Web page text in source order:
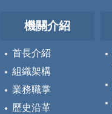
機關介紹
首長介紹
組織架構
業務職掌
歷史沿革